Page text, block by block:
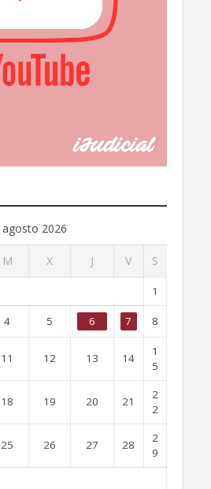
agosto 2026
M X J V S
1
4 5 6 7 8
11 12 13 14
1
5
18 19 20 21
2
2
25 26 27 28
2
9